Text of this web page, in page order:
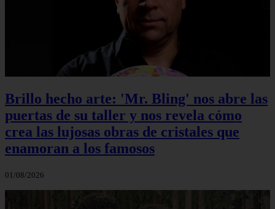
Brillo hecho arte: 'Mr. Bling' nos abre las
puertas de su taller y nos revela cómo
crea las lujosas obras de cristales que
enamoran a los famosos
01/08/2026